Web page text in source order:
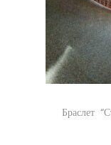
Браслет